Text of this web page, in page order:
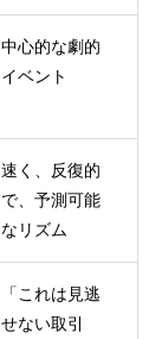
中心的な劇的
イベント
速く、反復的
で、予測可能
なリズム
「これは見逃
せない取引